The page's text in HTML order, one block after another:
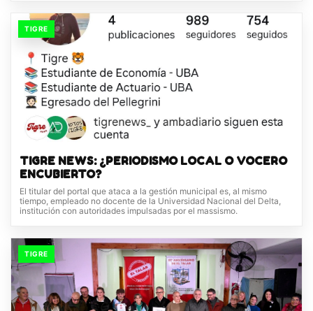
TIGRE
TIGRE NEWS: ¿PERIODISMO LOCAL O VOCERO
ENCUBIERTO?
El titular del portal que ataca a la gestión municipal es, al mismo
tiempo, empleado no docente de la Universidad Nacional del Delta,
institución con autoridades impulsadas por el massismo.
TIGRE